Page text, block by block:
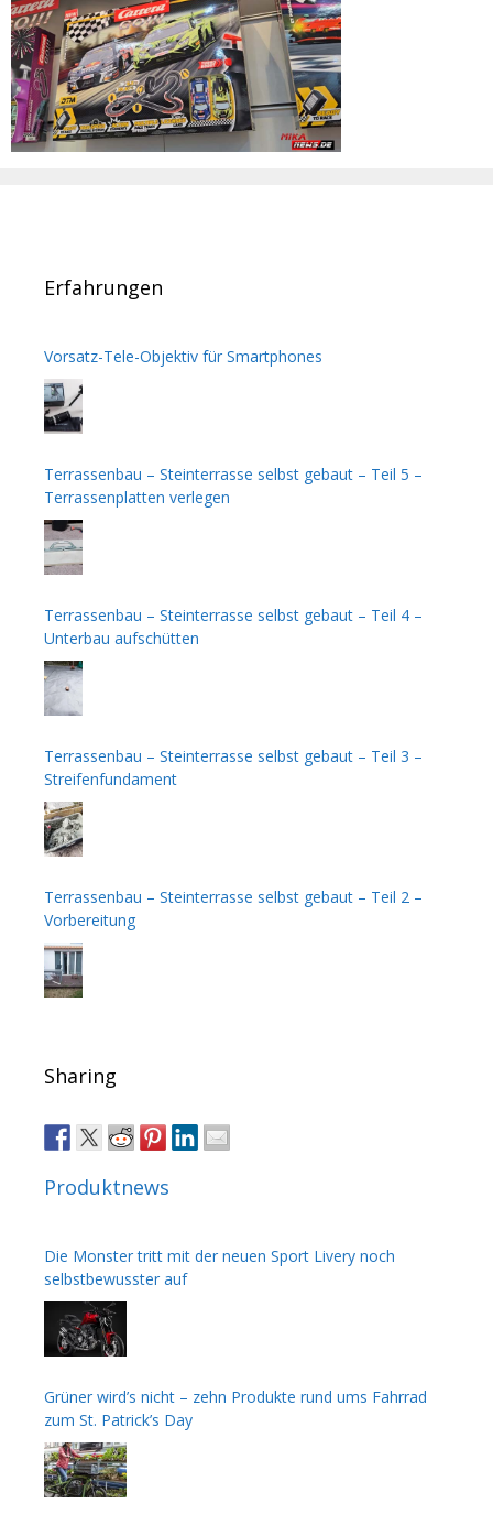
Erfahrungen
Vorsatz-Tele-Objektiv für Smartphones
Terrassenbau – Steinterrasse selbst gebaut – Teil 5 –
Terrassenplatten verlegen
Terrassenbau – Steinterrasse selbst gebaut – Teil 4 –
Unterbau aufschütten
Terrassenbau – Steinterrasse selbst gebaut – Teil 3 –
Streifenfundament
Terrassenbau – Steinterrasse selbst gebaut – Teil 2 –
Vorbereitung
Sharing
Produktnews
Die Monster tritt mit der neuen Sport Livery noch
selbstbewusster auf
Grüner wird’s nicht – zehn Produkte rund ums Fahrrad
zum St. Patrick’s Day